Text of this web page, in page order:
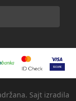
Sajt izradila